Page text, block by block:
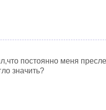
постоянно меня
значить?